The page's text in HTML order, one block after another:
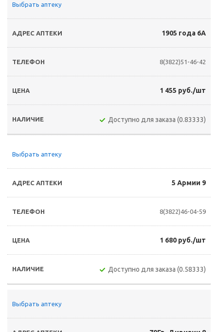
Выбрать аптеку
1905 года 6А
8(3822)51-46-42
1 455 руб./шт
Доступно для заказа (0.83333)
Выбрать аптеку
5 Армии 9
8(3822)46-04-59
1 680 руб./шт
Доступно для заказа (0.58333)
Выбрать аптеку